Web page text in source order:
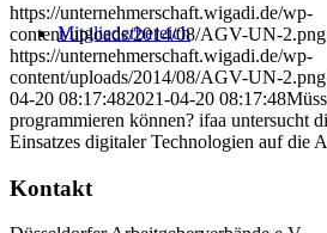
Mitgliederbereich
https://unternehmerschaft.wigadi.de/wp-
content/uploads/2014/08/AGV-UN-2.png
https://unternehmerschaft.wigadi.de/wp-
content/uploads/2014/08/AGV-UN-2.png
04-20 08:17:482021-04-20 08:17:48
programmieren können? ifaa untersucht
Einsatzes digitaler Technologien auf die
Kontakt